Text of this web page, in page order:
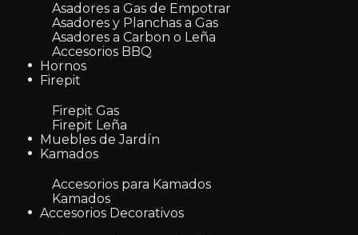
Asadores a Gas de Empotrar
Asadores y Planchas a Gas
Asadores a Carbon o Leña
Accesorios BBQ
Hornos
Firepit
Firepit Gas
Firepit Leña
Muebles de Jardín
Kamados
Accesorios para Kamados
Kamados
Accesorios Decorativos